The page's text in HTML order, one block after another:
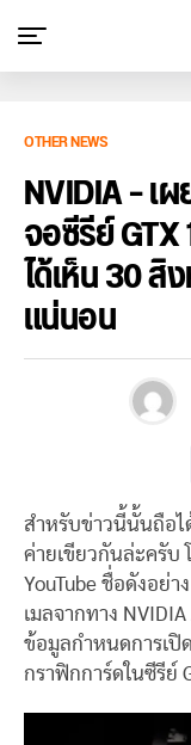
OTHER NEWS
NVIDIA – เ
จอซีรีย์ GTX
ได้เห็น 30
แน่นอน
สำหรับข่าวนี้นั้นถือไ
ค่ายเขียวกันล่ะครับ
YouTube ชื่อดังอย่
เมลจากทาง
ข้อมูลกำหนดการเปิ
กราฟิกการ์ดในซีรีย์